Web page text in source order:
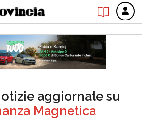
aggiornate su
Magnetica